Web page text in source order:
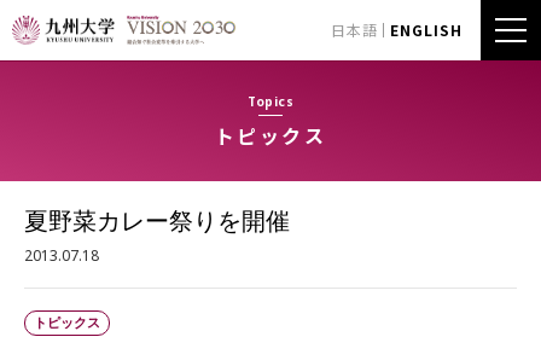
日本語 ENGLISH
Topics
トピックス
夏野菜カレー祭りを開催
2013.07.18
トピックス